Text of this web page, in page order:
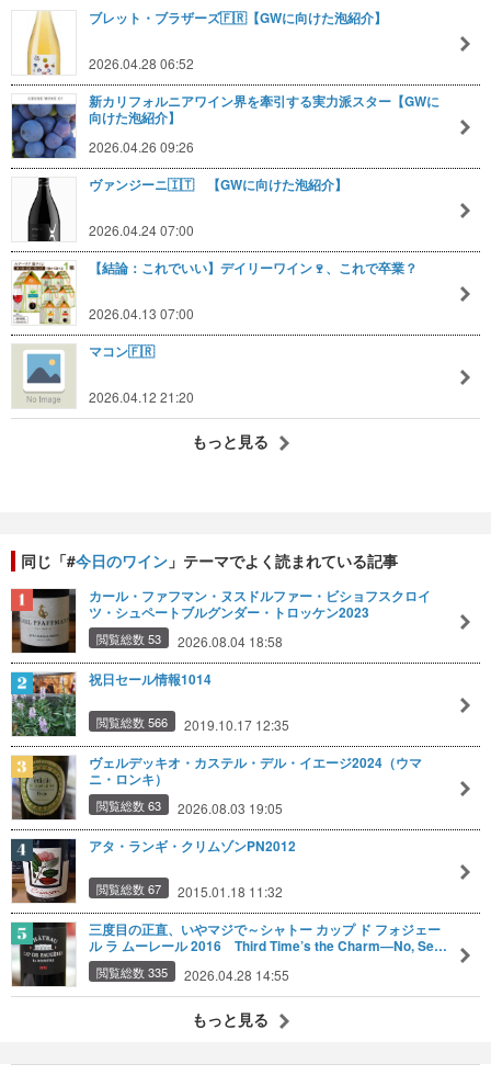
ブレット・ブラザーズ🇫🇷【GWに向けた泡紹介】
2026.04.28 06:52
新カリフォルニアワイン界を牽引する実力派スター【GWに
向けた泡紹介】
2026.04.26 09:26
ヴァンジーニ🇮🇹 【GWに向けた泡紹介】
2026.04.24 07:00
【結論：これでいい】デイリーワイン🍷、これで卒業？
2026.04.13 07:00
マコン🇫🇷
2026.04.12 21:20
もっと見る
同じ「#今日のワイン 」テーマでよく読まれている記事
カール・ファフマン・ヌスドルファー・ビショフスクロイ
ツ・シュペートブルグンダー・トロッケン2023
閲覧総数 53 2026.08.04 18:58
祝日セール情報1014
閲覧総数 566 2019.10.17 12:35
ヴェルデッキオ・カステル・デル・イエージ2024（ウマ
ニ・ロンキ）
閲覧総数 63 2026.08.03 19:05
アタ・ランギ・クリムゾンPN2012
閲覧総数 67 2015.01.18 11:32
三度目の正直、いやマジで～シャトー カップ ド フォジェー
ル ラ ムーレール 2016 Third Time’s the Charm—No, Se…
閲覧総数 335 2026.04.28 14:55
もっと見る